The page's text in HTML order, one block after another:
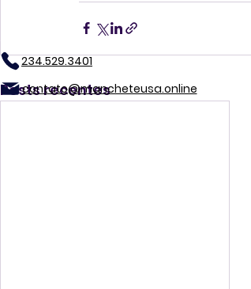
Posts recentes
234.529.3401
contato@mancheteusa.online